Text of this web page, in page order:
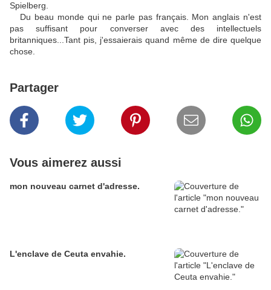
Spielberg.
Du beau monde qui ne parle pas français. Mon anglais n'est
pas suffisant pour converser avec des intellectuels
britanniques...Tant pis, j'essaierais quand même de dire quelque
chose.
Partager
Vous aimerez aussi
mon nouveau carnet d'adresse.
L'enclave de Ceuta envahie.